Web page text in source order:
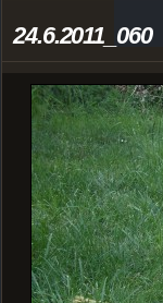
24.6.2011_060